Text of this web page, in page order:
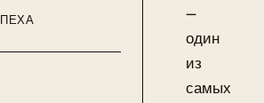
—
один
из
самых